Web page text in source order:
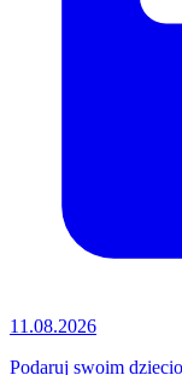
11.08.2026
Podaruj swoim